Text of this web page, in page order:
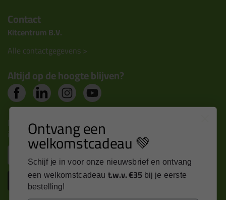
Contact
Kitcentrum B.V.
Alle contactgegevens >
Altijd op de hoogte blijven?
Nieuws, tips en exclusieve deals rechtstreeks in je
inbox
Inschrijven
Ontvang een
welkomstcadeau 💚
Schijf je in voor onze nieuwsbrief en ontvang
een welkomstcadeau t.w.v. €35 bij je eerste
bestelling!